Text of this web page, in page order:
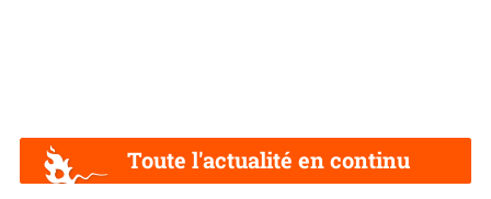
Toute l'actualité en continu